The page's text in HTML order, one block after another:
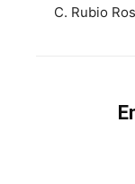
C. Rubio